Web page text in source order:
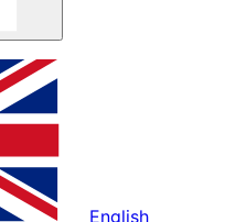
English